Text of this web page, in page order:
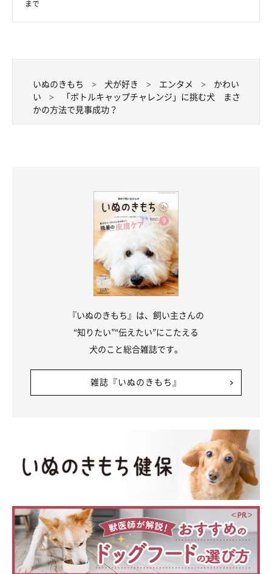
まで
いぬのきもち 犬が好き エンタメ
かわい
い
「ボトルキャップチャレンジ」に挑む犬 まさ
かの方法で見事成功？
『いぬのきもち』は、飼い主さんの
“知りたい”“伝えたい”にこたえる
犬のこと総合雑誌です。
雑誌『いぬのきもち』